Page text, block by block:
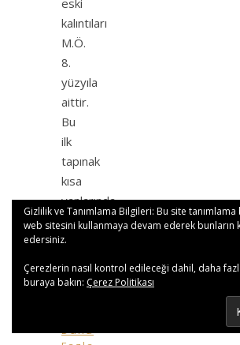
eski
kalıntıları
M.Ö.
8.
yüzyıla
aittir.
Bu
ilk
tapınak
kısa
yanlarında
4
uzun
yanlarında
8
Daha
Gizlilik ve Tanımlama Bilgileri: Bu site
web sitesini kullanmaya devam ederek bunların
edersiniz.
Çerezlerin nasıl kontrol edileceği dahil, daha
buraya bakın: Çerez Politikası